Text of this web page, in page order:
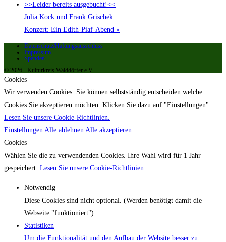
>>Leider bereits ausgebucht!<<
Julia Kock und Frank Grischek
Konzert: Ein Edith-Piaf-Abend »
Datenschutz/Haftungsausschluss
Impressum
Spenden
© 2026 - Kulturkreis Walddörfer e.V.
Cookies
Wir verwenden Cookies. Sie können selbstständig entscheiden welche
Cookies Sie akzeptieren möchten. Klicken Sie dazu auf "Einstellungen".
Lesen Sie unsere Cookie-Richtlinien.
Einstellungen Alle ablehnen Alle akzeptieren
Cookies
Wählen Sie die zu verwendenden Cookies. Ihre Wahl wird für 1 Jahr
gespeichert. Lesen Sie unsere Cookie-Richtlinien.
Notwendig
Diese Cookies sind nicht optional. (Werden benötigt damit die
Webseite "funktioniert")
Statistiken
Um die Funktionalität und den Aufbau der Website besser zu